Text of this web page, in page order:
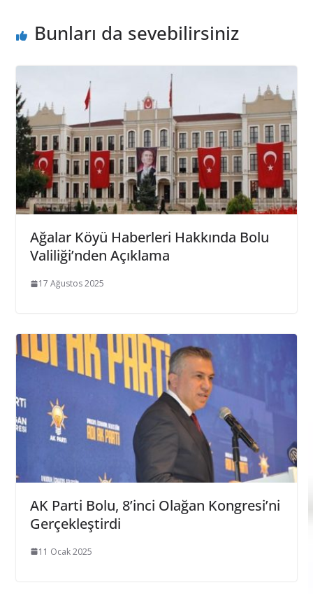
Bunları da sevebilirsiniz
Ağalar Köyü Haberleri Hakkında Bolu
Valiliği’nden Açıklama
17 Ağustos 2025
AK Parti Bolu, 8’inci Olağan Kongresi’ni
Gerçekleştirdi
11 Ocak 2025